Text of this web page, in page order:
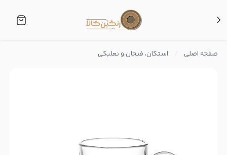
صفحه اصلی استکان، فنجان و نعلبکی